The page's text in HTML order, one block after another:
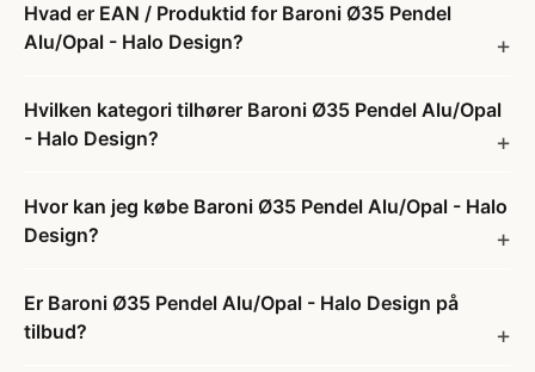
Hvad er EAN / Produktid for Baroni Ø35 Pendel
Alu/Opal - Halo Design?
Hvilken kategori tilhører Baroni Ø35 Pendel Alu/Opal
- Halo Design?
Hvor kan jeg købe Baroni Ø35 Pendel Alu/Opal - Halo
Design?
Er Baroni Ø35 Pendel Alu/Opal - Halo Design på
tilbud?